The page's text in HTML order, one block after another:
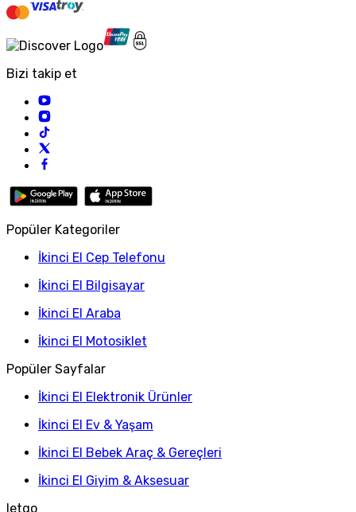
Bizi takip et
Popüler Kategoriler
İkinci El Cep Telefonu
İkinci El Bilgisayar
İkinci El Araba
İkinci El Motosiklet
Popüler Sayfalar
İkinci El Elektronik Ürünler
İkinci El Ev & Yaşam
İkinci El Bebek Araç & Gereçleri
İkinci El Giyim & Aksesuar
letgo